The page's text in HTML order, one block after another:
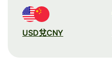
USD兌CNY